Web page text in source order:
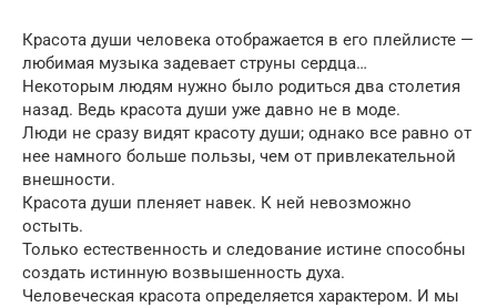
Красота души человека отображается в его плейлисте —
любимая музыка задевает струны сердца…
Некоторым людям нужно было родиться два столетия
назад. Ведь красота души уже давно не в моде.
Люди не сразу видят красоту души; однако все равно от
нее намного больше пользы, чем от привлекательной
внешности.
Красота души пленяет навек. К ней невозможно
остыть.
Только естественность и следование истине способны
создать истинную возвышенность духа.
Человеческая красота определяется характером. И мы